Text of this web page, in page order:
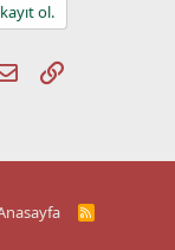
ol.
E-postaLink
R